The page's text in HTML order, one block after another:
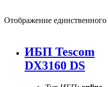
Отображение единственного
ИБП Tescom
DX3160 DS